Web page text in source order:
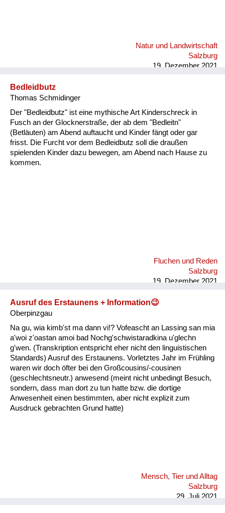
Natur und Landwirtschaft
Salzburg
19. Dezember 2021
Bedleidbutz
Thomas Schmidinger
Der "Bedleidbutz" ist eine mythische Art Kinderschreck in
Fusch an der Glocknerstraße, der ab dem "Bedleitn"
(Betläuten) am Abend auftaucht und Kinder fängt oder gar
frisst. Die Furcht vor dem Bedleidbutz soll die draußen
spielenden Kinder dazu bewegen, am Abend nach Hause zu
kommen.
Fluchen und Reden
Salzburg
19. Dezember 2021
Ausruf des Erstaunens + Information😉
Oberpinzgau
Na gu, wia kimb'st ma dann vi!? Vofeascht an Lassing san mia
a'woi z'oastan amoi bad Nochg'schwistaradkina u'glechn
g'wen. (Transkription entspricht eher nicht den linguistischen
Standards) Ausruf des Erstaunens. Vorletztes Jahr im Frühling
waren wir doch öfter bei den Großcousins/-cousinen
(geschlechtsneutr.) anwesend (meint nicht unbedingt Besuch,
sondern, dass man dort zu tun hatte bzw. die dortige
Anwesenheit einen bestimmten, aber nicht explizit zum
Ausdruck gebrachten Grund hatte)
Mensch, Tier und Alltag
Salzburg
29. Juli 2021